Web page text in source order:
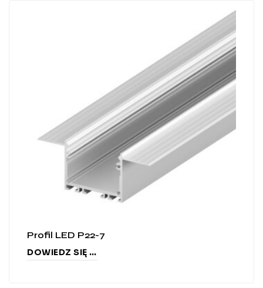
Profil LED P22-7
DOWIEDZ SIĘ WIĘCEJ